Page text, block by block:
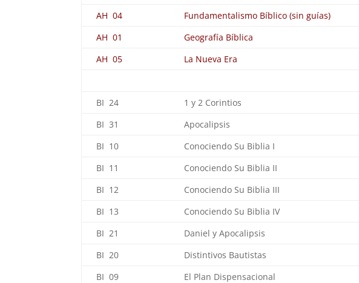
AH 04
Fundamentalismo Bíblico (sin guías)
AH 01
Geografía Bíblica
AH 05
La Nueva Era
BI 24 1 y 2 Corintios
BI 31
Apocalipsis
BI 10
Conociendo Su Biblia I
BI 11
Conociendo Su Biblia II
BI 12
Conociendo Su Biblia III
BI 13
Conociendo Su Biblia IV
BI 21
Daniel y Apocalipsis
BI 20
Distintivos Bautistas
BI 09
El Plan Dispensacional